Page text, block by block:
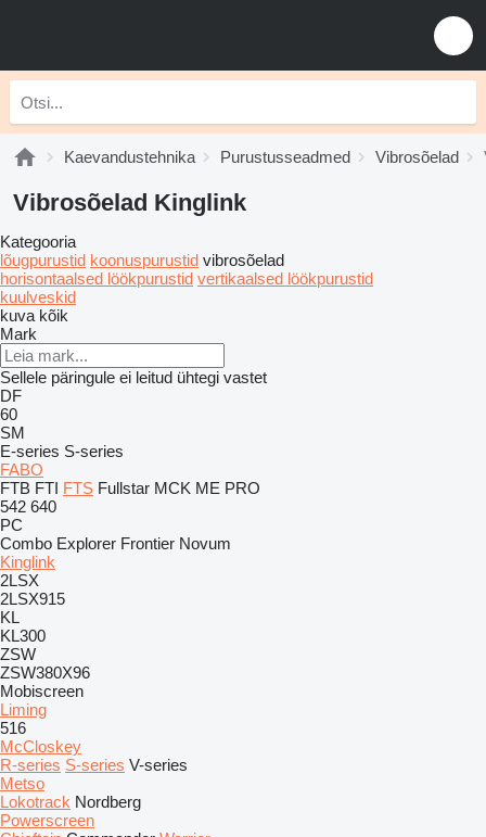
Kaevandustehnika Purustusseadmed Vibrosõelad
Vibrosõelad Kinglink
Kategooria
lõugpurustid koonuspurustid vibrosõelad
horisontaalsed löökpurustid vertikaalsed löökpurustid
kuulveskid
kuva kõik
Mark
Sellele päringule ei leitud ühtegi vastet
DF
60
SM
E-series S-series
FABO
FTB FTI FTS Fullstar MCK ME PRO
542 640
PC
Combo Explorer Frontier Novum
Kinglink
2LSX
2LSX915
KL
KL300
ZSW
ZSW380X96
Mobiscreen
Liming
516
McCloskey
R-series S-series V-series
Metso
Lokotrack Nordberg
Powerscreen